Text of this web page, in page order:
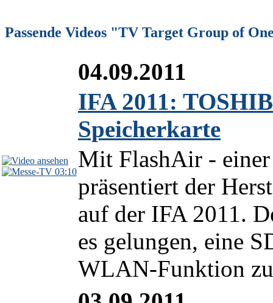
Passende Videos "TV Target Group of
03:10
04.09.2011
IFA 2011:
Speicherkarte
Mit FlashAir -
präsentiert der
auf der IFA 2011.
es gelungen, eine
WLAN-Funktion